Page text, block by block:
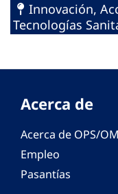
Innovación,
Tecnologías
Acerca de
Acerca de OPS/
Empleo
Pasantías